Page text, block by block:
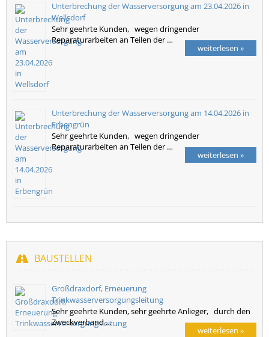
Unterbrechung der Wasserversorgung am 23.04.2026 in
Wellsdorf
Sehr geehrte Kunden, wegen dringender
Reparaturarbeiten an Teilen der …
weiterlesen »
Unterbrechung der Wasserversorgung am 14.04.2026 in
Erbengrün
Sehr geehrte Kunden, wegen dringender
Reparaturarbeiten an Teilen der …
weiterlesen »
BAUSTELLEN
Großdraxdorf, Erneuerung
Trinkwasserversorgungsleitung
Sehr geehrte Kunden, sehr geehrte Anlieger, durch den
Zweckverband …
weiterlesen »